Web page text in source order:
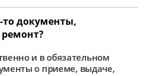
документы,
и в обязательном
о приеме, выдаче,